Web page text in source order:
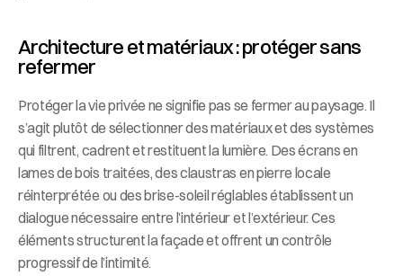
Architecture et matériaux : protéger sans
refermer
Protéger la vie privée ne signifie pas se fermer au paysage. Il
s’agit plutôt de sélectionner des matériaux et des systèmes
qui filtrent, cadrent et restituent la lumière. Des écrans en
lames de bois traitées, des claustras en pierre locale
réinterprétée ou des brise-soleil réglables établissent un
dialogue nécessaire entre l’intérieur et l’extérieur. Ces
éléments structurent la façade et offrent un contrôle
progressif de l’intimité.